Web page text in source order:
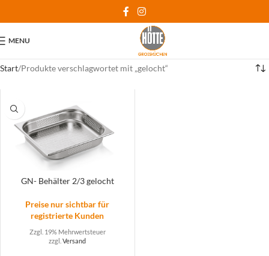
MENU
Start Produkte verschlagwortet mit „gelocht“
GN- Behälter 2/3 gelocht
Preise nur sichtbar für
registrierte Kunden
Zzgl. 19% Mehrwertsteuer
zzgl.Versand